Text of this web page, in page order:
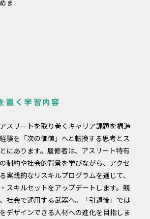
ま
。
置く学習内容
スリートを取り巻くキャリア課題を構造
験を「次の価値」へと転換する思考とス
にあります。履修者は、アスリート特有
制約や社会的背景を学びながら、アクセ
実践的なリスキルプログラムを通じて、
スキルセットをアップデートします。競
社会で通用する武器へ。「引退後」では
デザインできる人材への進化を目指しま